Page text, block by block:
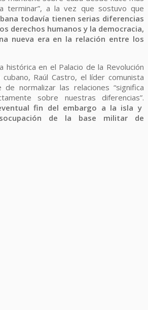
terminar”, a la vez que sostuvo que
todavía tienen serias diferencias
derechos humanos y la democracia,
nueva era en la relación entre los
histórica en el Palacio de la Revolución
Raúl Castro, el líder comunista
normalizar las relaciones “significa
sobre nuestras diferencias”.
fin del embargo a la isla y
de la base militar de